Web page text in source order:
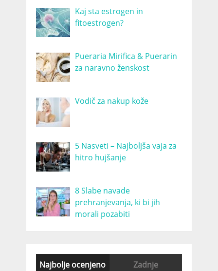
Kaj sta estrogen in
fitoestrogen?
Pueraria Mirifica & Puerarin
za naravno ženskost
Vodič za nakup kože
5 Nasveti – Najboljša vaja za
hitro hujšanje
8 Slabe navade
prehranjevanja, ki bi jih
morali pozabiti
Najbolje ocenjeno Zadnje